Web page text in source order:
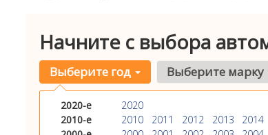
Начните с выбора
Выберите год
2020-е
2020
2010-е
2010 2011 2012 2013 2014
Выберите марку